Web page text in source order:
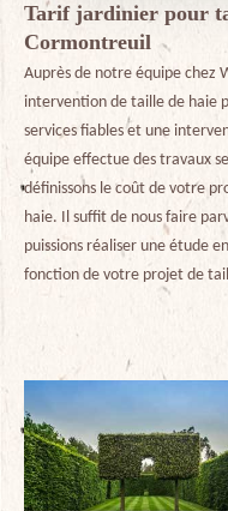
Tarif jardinier pour
Cormontreuil
Auprès de notre équipe chez
intervention de taille de haie
services fiables et une
équipe effectue des travaux
définissons le coût de votre
haie. Il suffit de nous faire
puissions réaliser une étude
fonction de votre projet de